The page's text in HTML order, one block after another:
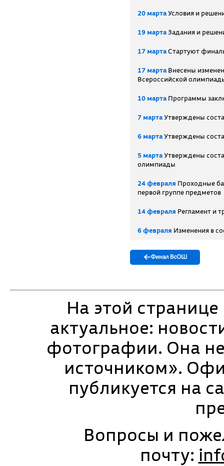
20 мартаУсловия и
19 мартаЗадания и
17 мартаСтартуют
17 марта Внесены
Всероссийской
10 марта Программы
7 мартаУтверждены
6 мартаУтверждены
5 мартаУтверждены
олимпиады
24 февраля Проходные
первой группе предметов
14 февраля Регламент и
6 февраля Изменения в
←Финал ВсОШ
На этой
актуальное:
фотографии. Она
источником».
публикуется на
Вопросы и
почту: